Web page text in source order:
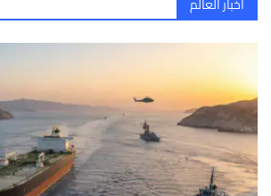
تقارير
دقيقة
مستندة
إلى
التحليل
العميق
والتحقق
الدفاع الروسية تعلن تدمير مسيرات أوكرانية وتكبد كييف خسائر جسيمة
بيان عسكري لأنصار الله : مقتل وإصابة المئات باستهداف تحشيدات سعودية بالصواريخ والمسيرات
نتنياهو يرفض خطة غزة ويؤكد عدم الانسحاب أو وقف إطلاق النار
هجوم واسع بالصواريخ والمسيرات يستهدف ميناء ومواقع في المخا
أخبار العالم